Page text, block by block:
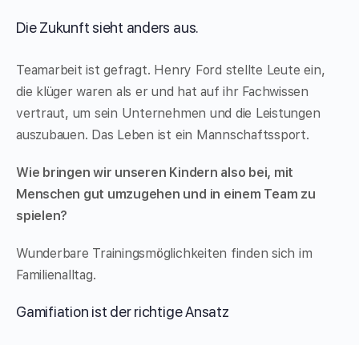
Die Zukunft sieht anders aus.
Teamarbeit ist gefragt. Henry Ford stellte Leute ein,
die klüger waren als er und hat auf ihr Fachwissen
vertraut, um sein Unternehmen und die Leistungen
auszubauen. Das Leben ist ein Mannschaftssport.
Wie bringen wir unseren Kindern also bei, mit
Menschen gut umzugehen und in einem Team zu
spielen?
Wunderbare Trainingsmöglichkeiten finden sich im
Familienalltag.
Gamifiation ist der richtige Ansatz